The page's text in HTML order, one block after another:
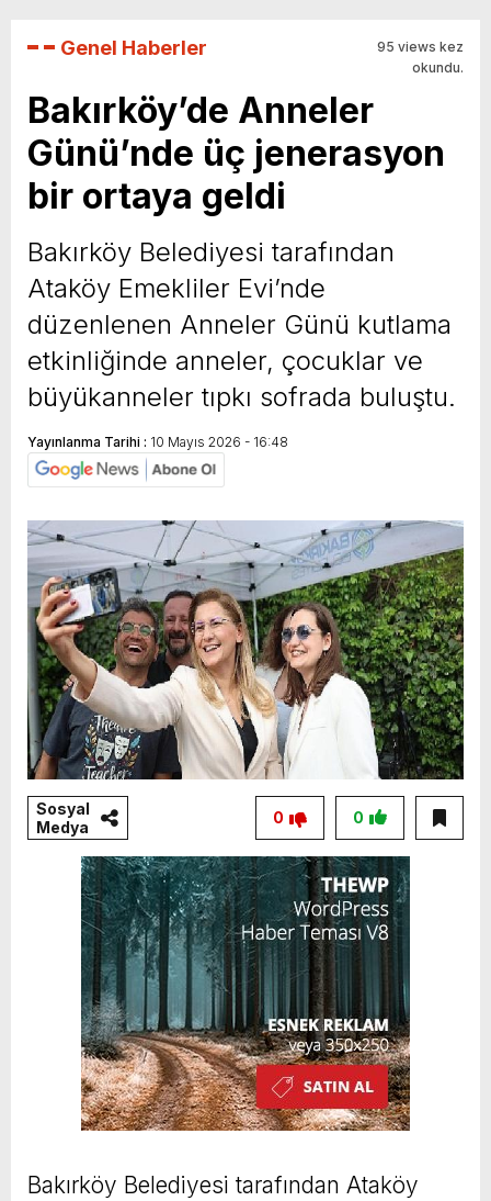
Genel Haberler
95 views kez
okundu.
Bakırköy’de Anneler
Günü’nde üç jenerasyon
bir ortaya geldi
Bakırköy Belediyesi tarafından
Ataköy Emekliler Evi’nde
düzenlenen Anneler Günü kutlama
etkinliğinde anneler, çocuklar ve
büyükanneler tıpkı sofrada buluştu.
Yayınlanma Tarihi : 10 Mayıs 2026 - 16:48
Sosyal
Medya
0
0
Bakırköy Belediyesi tarafından Ataköy